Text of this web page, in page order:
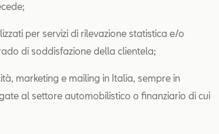
per servizi di rilevazione statistica e/o
di soddisfazione della clientela;
marketing e mailing in Italia, sempre in
al settore automobilistico o finanziario di cui